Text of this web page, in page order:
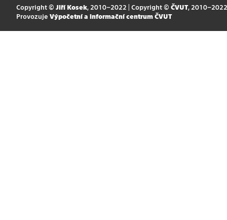
Copyright © Jiří Kosek, 2010–2022 | Copyright © ČVUT, 2010–2022
Provozuje Výpočetní a informační centrum ČVUT